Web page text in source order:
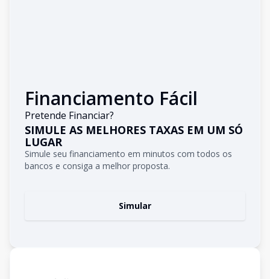
Financiamento Fácil
Pretende Financiar?
SIMULE AS MELHORES TAXAS EM UM SÓ
LUGAR
Simule seu financiamento em minutos com todos os
bancos e consiga a melhor proposta.
Simular